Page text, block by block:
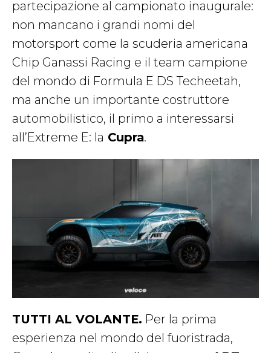
partecipazione al campionato inaugurale:
non mancano i grandi nomi del
motorsport come la scuderia americana
Chip Ganassi Racing e il team campione
del mondo di Formula E DS Techeetah,
ma anche un importante costruttore
automobilistico, il primo a interessarsi
all’Extreme E: la Cupra.
TUTTI AL VOLANTE. Per la prima
esperienza nel mondo del fuoristrada,